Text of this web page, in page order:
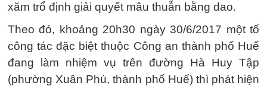
xăm trổ định giải quyết mâu thuẫn bằng dao.
Theo đó, khoảng 20h30 ngày 30/6/2017 một tổ
công tác đặc biệt thuộc Công an thành phố Huế
đang làm nhiệm vụ trên đường Hà Huy Tập
(phường Xuân Phú, thành phố Huế) thì phát hiện